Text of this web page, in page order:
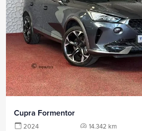
Cupra Formentor
2024 14.342 km